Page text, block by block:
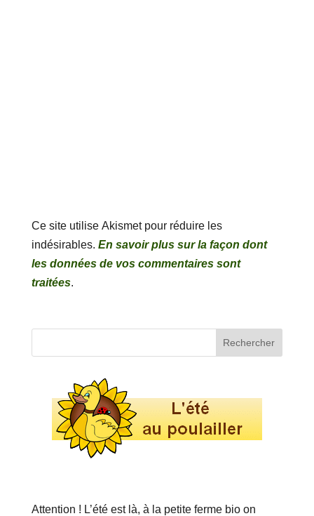
Ce site utilise Akismet pour réduire les
indésirables. En savoir plus sur la façon dont
les données de vos commentaires sont
traitées.
Attention ! L’été est là, à la petite ferme bio on